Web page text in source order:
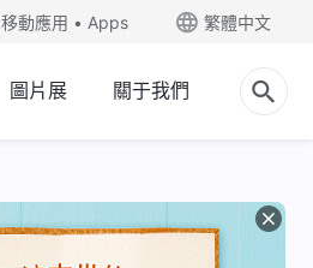
移動應用 • Apps 繁體中文
圖片展 關于我們